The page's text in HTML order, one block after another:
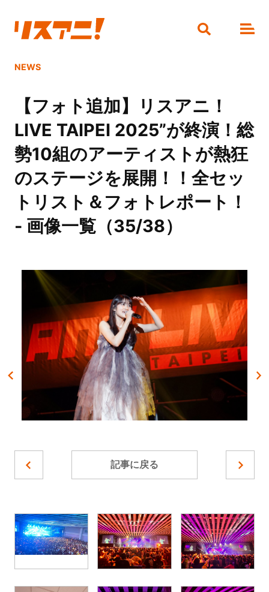
NEWS
【フォト追加】リスアニ！
LIVE TAIPEI 2025”が終演！総
勢10組のアーティストが熱狂
のステージを展開！！全セッ
トリスト＆フォトレポート！
- 画像一覧（35/38）
記事に戻る